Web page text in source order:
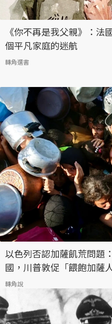
《你不再是我父親》：法
個平凡家庭的迷航
轉角選書
以色列否認加薩飢荒問題
國，川普敦促「餵飽加薩人
轉角說